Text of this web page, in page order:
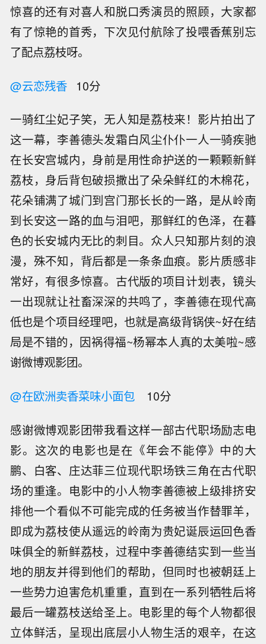
惊喜的还有对喜人和脱口秀演员的照顾，大家都
有了惊艳的首秀，下次见付航除了投喂香蕉别忘
了配点荔枝呀。
@云恋残香 10分
一骑红尘妃子笑，无人知是荔枝来！影片拍出了
这一幕，李善德头发霜白风尘仆仆一人一骑疾驰
在长安宫城内，身前是用性命护送的一颗颗新鲜
荔枝，身后背包破损撒出了朵朵鲜红的木棉花，
花朵铺满了城门到宫门那长长的一路，是从岭南
到长安这一路的血与泪吧，那鲜红的色泽，在暮
色的长安城内无比的刺目。众人只知那片刻的浪
漫，殊不知，背后都是一条条血痕。影片质感非
常好，有很多惊喜。古代版的项目计划表，镜头
一出现就让社畜深深的共鸣了，李善德在现代高
低也是个项目经理吧，也就是高级背锅侠~好在结
局是不错的，因祸得福~杨幂本人真的太美啦~感
谢微博观影团。
@在欧洲卖香菜味小面包 10分
感谢微博观影团带我看这样一部古代职场励志电
影。这次的电影也是在《年会不能停》中的大
鹏、白客、庄达菲三位现代职场铁三角在古代职
场的重逢。电影中的小人物李善德被上级排挤安
排他一个看似不可能完成的任务被当作替罪羊，
即成为荔枝使从遥远的岭南为贵妃诞辰运回色香
味俱全的新鲜荔枝，过程中李善德结实到一些当
地的朋友并得到他们的帮助，但同时也被朝廷上
一些势力迫害危机重重，直到在一系列牺牲后将
最后一罐荔枝送给圣上。电影里的每个人物都很
立体鲜活，呈现出底层小人物生活的艰辛，在这